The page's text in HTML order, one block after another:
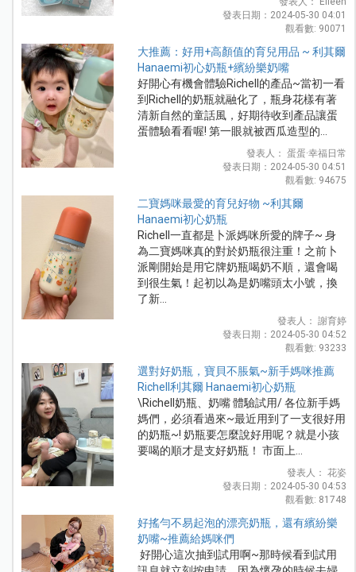
發表日期：2024-05-30 04:01
觀看數: 90071
大推薦：好用+高顏值的育兒用品 ~ 利其爾
Hanaemi初心奶瓶+繽紛樂奶嘴
好開心有機會體驗Richell的產品~當初一看
到Richell的奶瓶就融化了，瓶身花樣有著
清新自然的童話風，好期待收到產品讓蛋
蛋體驗看看喔! 第一眼就被西瓜造型的...
發表人： 蛋蛋·幸福日常
發表日期：2024-05-30 04:51
觀看數: 94675
二寶媽咪最愛的育兒好物 ~利其爾
Hanaemi初心奶瓶
Richell一直都是卜派媽咪所愛的牌子~ 身
為二寶媽咪真的對於奶瓶很注重！之前卜
派剛開始是用它牌奶瓶喝奶不順，還會喝
到很生氣！起初以為是奶嘴頭太小號，換
了新...
發表人： 謝育婷
發表日期：2024-05-30 04:52
觀看數: 93233
選對好奶瓶，寶貝不脹氣~新手媽咪推薦
Richell利其爾 Hanaemi初心奶瓶
\Richell奶瓶、奶嘴 體驗試用/ 各位新手媽
媽們，必須看過來~最近用到了一支很好用
的奶瓶~! 奶瓶要怎麼說好用呢？就是小孩
要喝的順才是支好奶瓶！ 市面上...
發表人： 花姿
發表日期：2024-05-30 04:53
觀看數: 81748
好搖勻不易起泡的漂亮奶瓶，還有繽紛樂
奶嘴~推薦給媽咪們
好開心這次抽到試用啊~那時候看到試用